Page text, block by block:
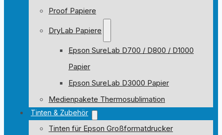
Proof Papiere
DryLab Papiere
Epson SureLab D700 / D800 / D1000
Papier
Epson SureLab D3000 Papier
Medienpakete Thermosublimation
Tinten & Zubehör
Tinten für Epson Großformatdrucker